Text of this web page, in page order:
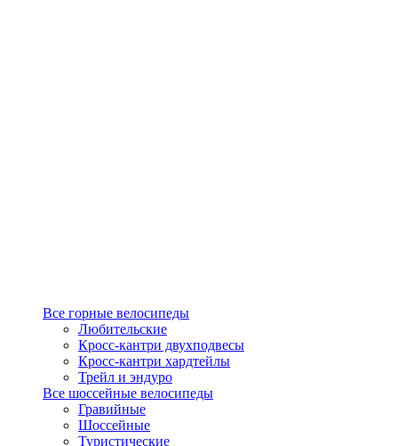
Все горные велосипеды
Любительские
Кросс-кантри двухподвесы
Кросс-кантри хардтейлы
Трейл и эндуро
Все шоссейные велосипеды
Гравийные
Шоссейные
Туристические